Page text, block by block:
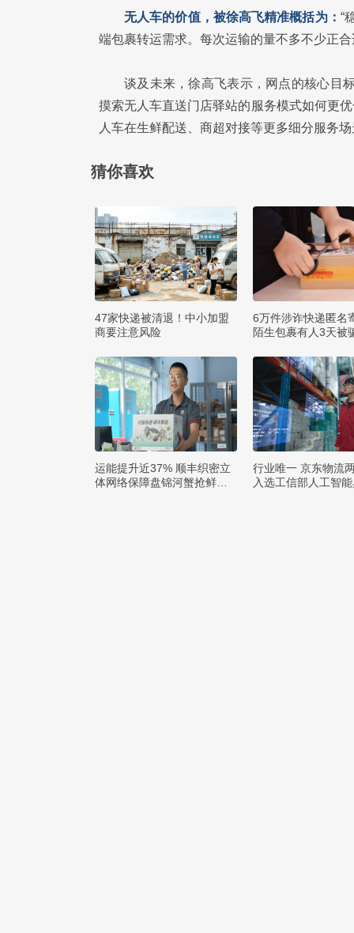
无人车的价值，被徐高飞精准概括为： “
端包裹转运需求。每次运输的量不多不少正合
谈及未来，徐高飞表示，网点的核心目
摸索无人车直送门店驿站的服务模式如何更
人车在生鲜配送、商超对接等更多细分服务
猜你喜欢
47家快递被清退！中小加盟
商要注意风险
6万件涉诈快递匿名
陌生包裹有人3天被
运能提升近37% 顺丰织密立
体网络保障盘锦河蟹抢鲜出
行业唯一 京东物流
入选工信部人工智